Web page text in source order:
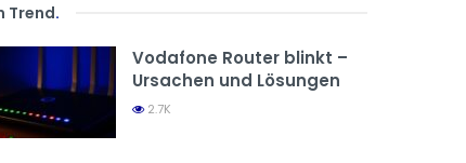
Trend.
Vodafone Router blinkt –
Ursachen und Lösungen
2.7K